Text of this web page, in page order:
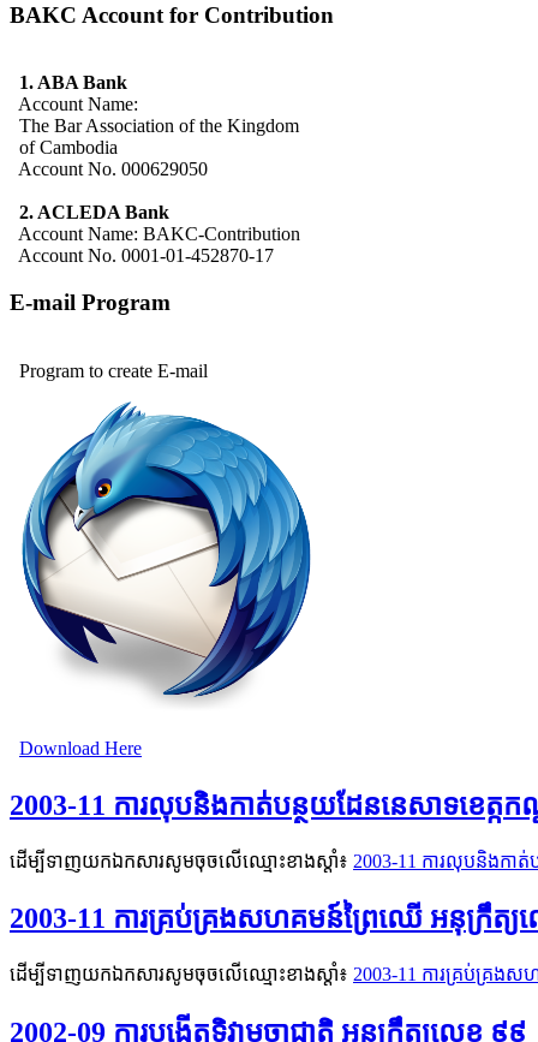
BAKC Account for Contribution
1. ABA Bank
Account Name:
The Bar Association of the Kingdom
of Cambodia
Account No. 000629050
2. ACLEDA Bank
Account Name: BAKC-Contribution
Account No. 0001-01-452870-17
E-mail Program
Program to create E-mail
Download Here
2003-11 ការលុបនិងកាត់បន្ថយដែននេសាទខេត្ក
ដើម្បីទាញយកឯកសារសូមចុចលើឈ្មោះខាងស្តាំ៖ 2003-11 ការលុបនិងកា
2003-11 ការគ្រប់គ្រងសហគមន៍ព្រៃឈើ អនុក្រឹត្
ដើម្បីទាញយកឯកសារសូមចុចលើឈ្មោះខាងស្តាំ៖ 2003-11 ការគ្រប់គ្រង
2002-09 ការបង្កើតទិវាមច្ឆាជាតិ អនុក្រឹត្យលេខ ៩៩